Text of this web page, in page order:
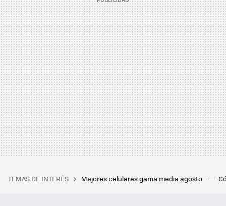
TEMAS DE INTERÉS Mejores celulares gama media agosto